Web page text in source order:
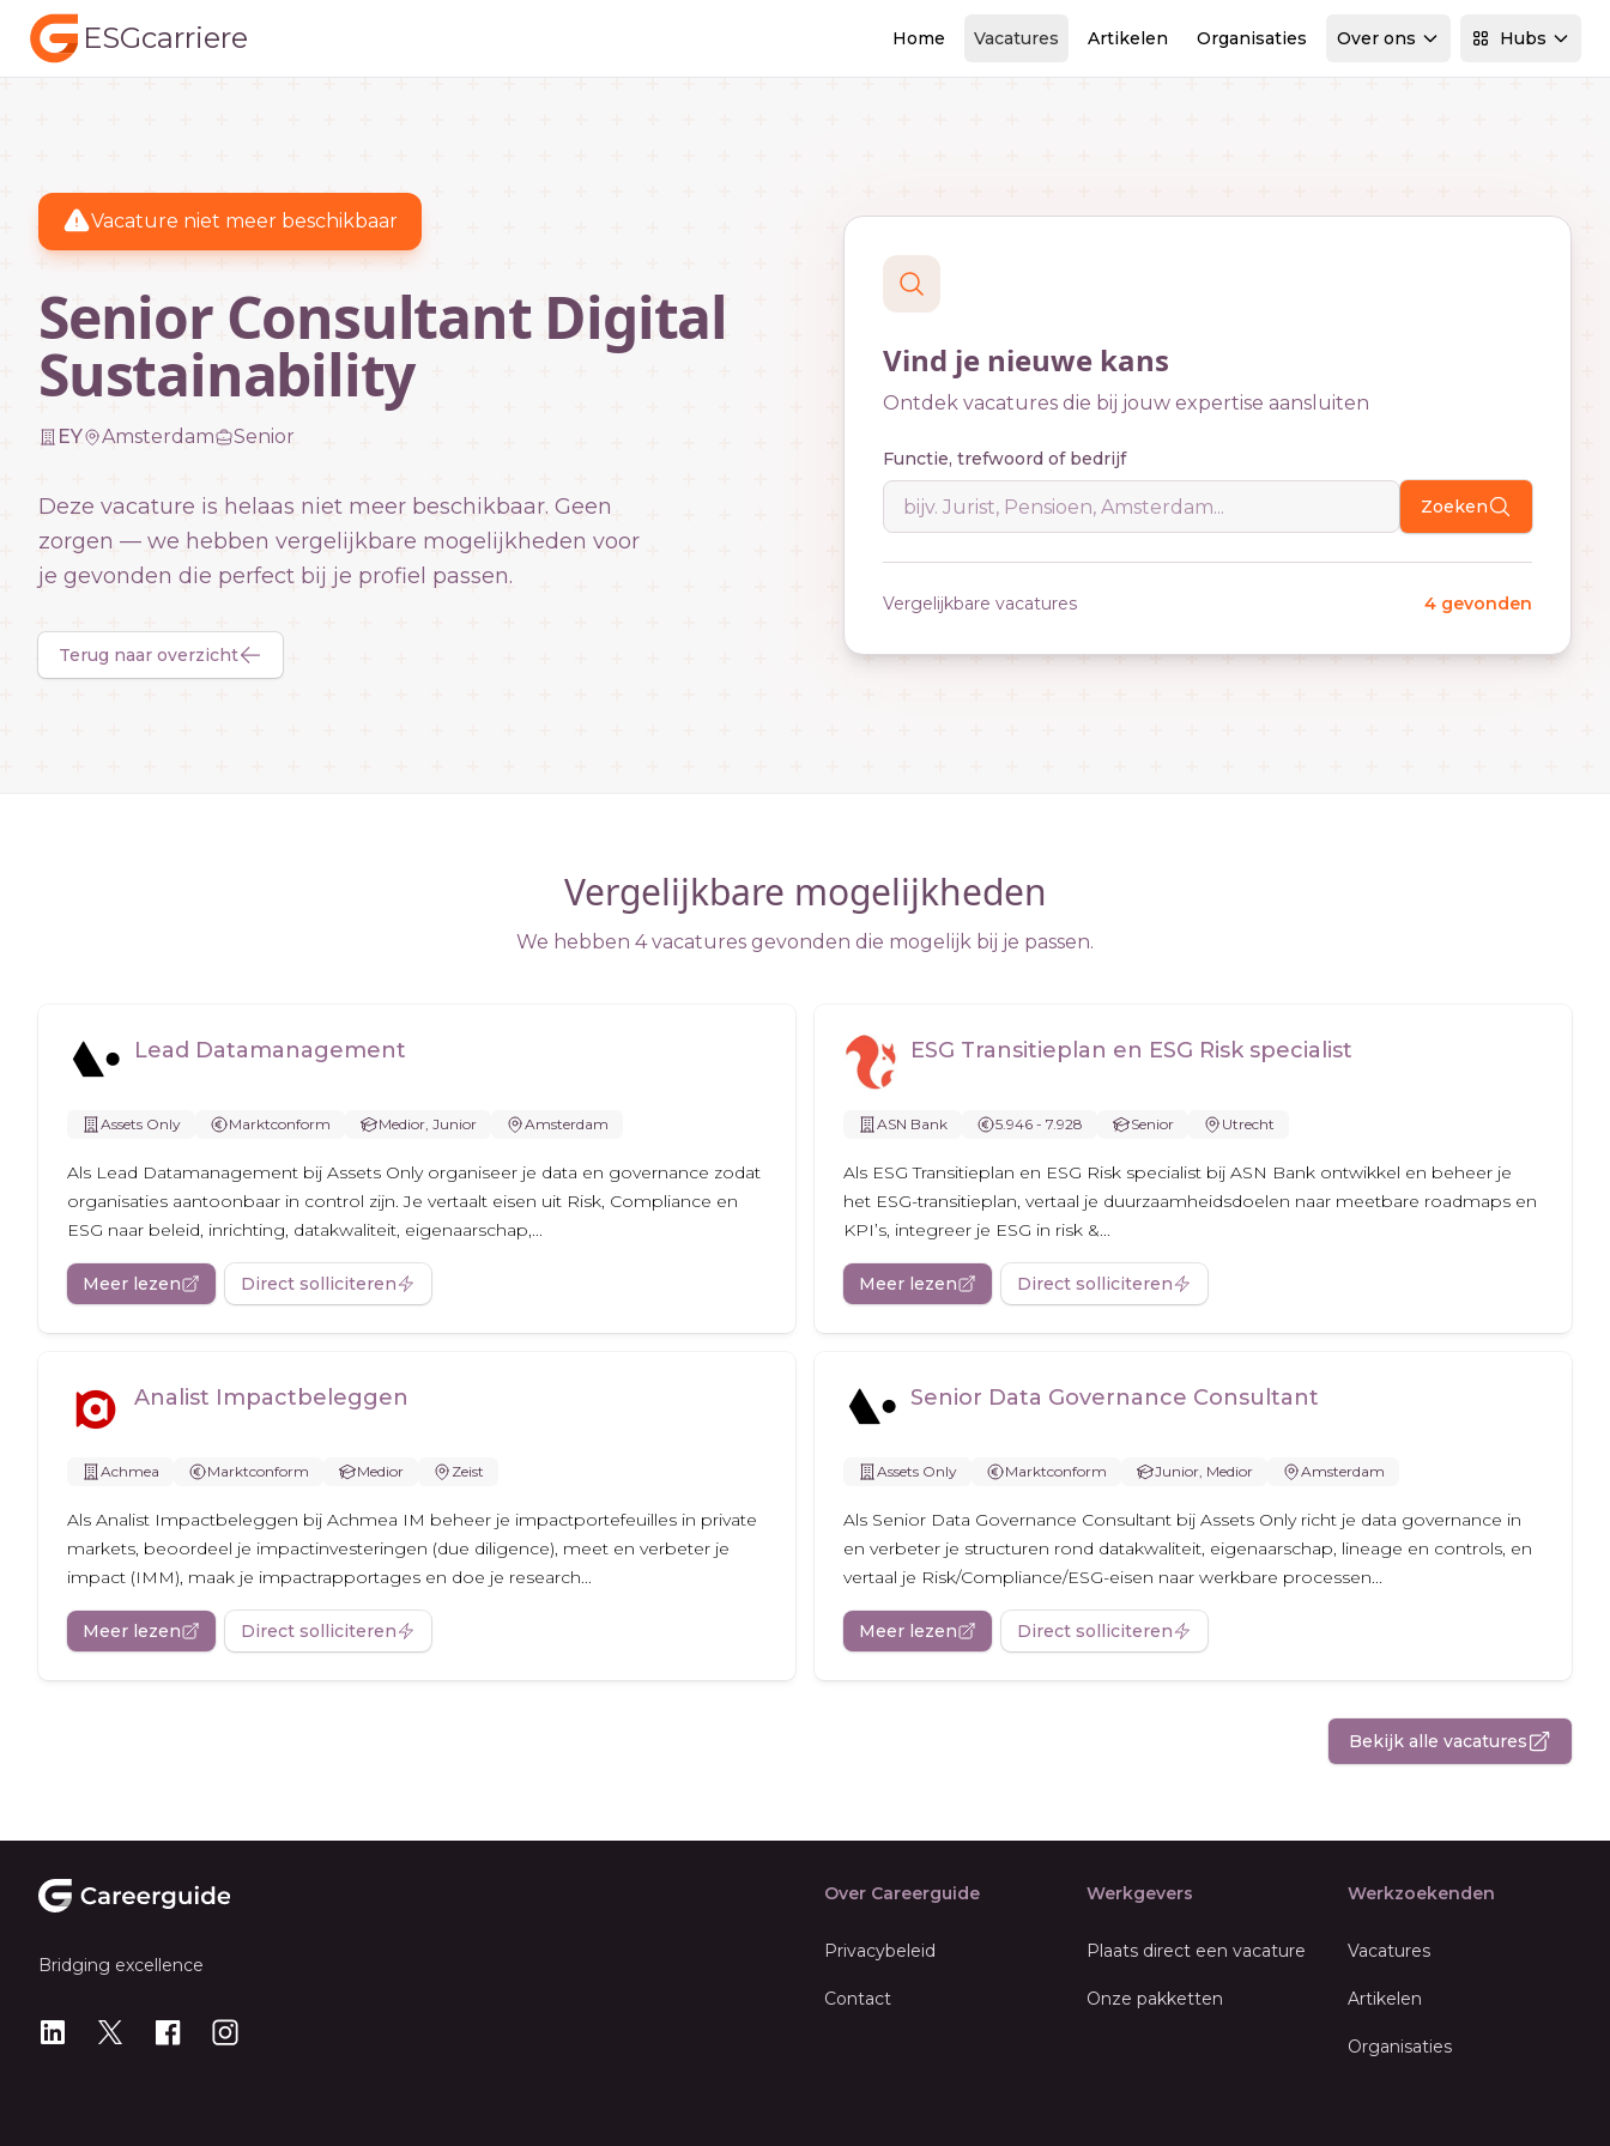
ESGcarriere Home Vacatures Artikelen Organisaties Over ons Hubs
Vacature niet meer beschikbaar
Senior Consultant Digital
Sustainability
EY Amsterdam Senior
Deze vacature is helaas niet meer beschikbaar. Geen
zorgen — we hebben vergelijkbare mogelijkheden voor
je gevonden die perfect bij je profiel passen.
Terug naar overzicht
Vind je nieuwe kans
Ontdek vacatures die bij jouw expertise aansluiten
Functie, trefwoord of bedrijf
Zoeken
Vergelijkbare vacatures 4 gevonden
Vergelijkbare mogelijkheden
We hebben 4 vacatures gevonden die mogelijk bij je passen.
Lead Datamanagement
Assets Only Marktconform Medior, Junior Amsterdam
Als Lead Datamanagement bij Assets Only organiseer je data en governance zodat
organisaties aantoonbaar in control zijn. Je vertaalt eisen uit Risk, Compliance en
ESG naar beleid, inrichting, datakwaliteit, eigenaarschap,...
Meer lezen Direct solliciteren
ESG Transitieplan en ESG Risk specialist
ASN Bank 5.946 - 7.928 Senior Utrecht
Als ESG Transitieplan en ESG Risk specialist bij ASN Bank ontwikkel en beheer je
het ESG-transitieplan, vertaal je duurzaamheidsdoelen naar meetbare roadmaps en
KPI’s, integreer je ESG in risk &...
Meer lezen Direct solliciteren
Analist Impactbeleggen
Achmea Marktconform Medior Zeist
Als Analist Impactbeleggen bij Achmea IM beheer je impactportefeuilles in private
markets, beoordeel je impactinvesteringen (due diligence), meet en verbeter je
impact (IMM), maak je impactrapportages en doe je research...
Meer lezen Direct solliciteren
Senior Data Governance Consultant
Assets Only Marktconform Junior, Medior Amsterdam
Als Senior Data Governance Consultant bij Assets Only richt je data governance in
en verbeter je structuren rond datakwaliteit, eigenaarschap, lineage en controls, en
vertaal je Risk/Compliance/ESG-eisen naar werkbare processen...
Meer lezen Direct solliciteren
Bekijk alle vacatures
Bridging excellence
LinkedIn
X Instagram
Over Careerguide
Privacybeleid
Contact
Werkgevers
Plaats direct een vacature
Onze pakketten
Werkzoekenden
Vacatures
Artikelen
Organisaties